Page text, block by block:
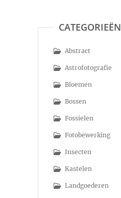
CATEGORIEËN
Abstract
Astrofotografie
Bloemen
Bossen
Fossielen
Fotobewerking
Insecten
Kastelen
Landgoederen